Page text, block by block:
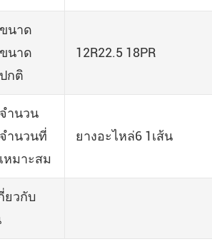
ขนาด
ขนาด
ปกติ
12R22.5 18PR
จำนวน
จำนวนที่
เหมาะสม
ยางอะไหล่6 1เส้น
ยวกับ